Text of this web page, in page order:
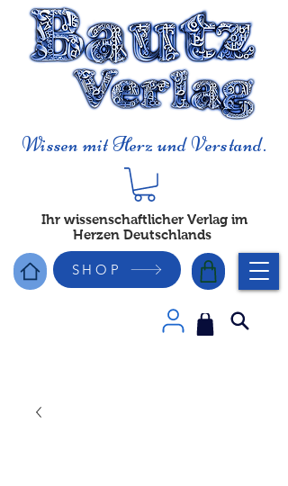
Wissen mit Herz und Verstand.
Ihr wissenschaftlicher Verlag im
Herzen Deutschlands
SHOP